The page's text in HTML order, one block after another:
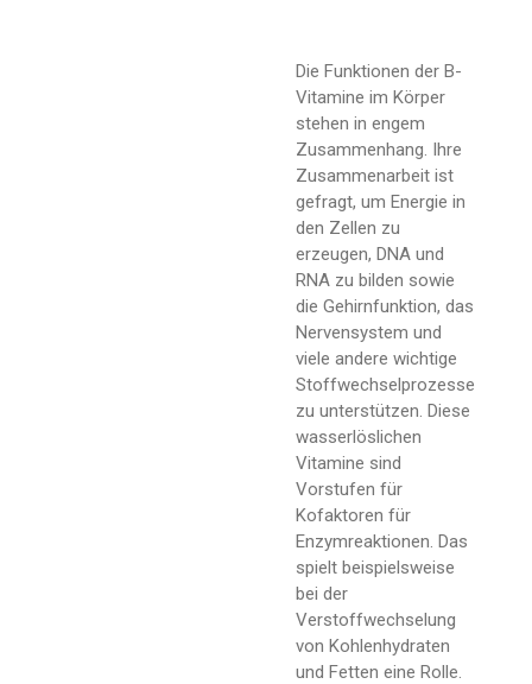
Die Funktionen der B-
Vitamine im Körper
stehen in engem
Zusammenhang. Ihre
Zusammenarbeit ist
gefragt, um Energie in
den Zellen zu
erzeugen, DNA und
RNA zu bilden sowie
die Gehirnfunktion, das
Nervensystem und
viele andere wichtige
Stoffwechselprozesse
zu unterstützen. Diese
wasserlöslichen
Vitamine sind
Vorstufen für
Kofaktoren für
Enzymreaktionen. Das
spielt beispielsweise
bei der
Verstoffwechselung
von Kohlenhydraten
und Fetten eine Rolle.